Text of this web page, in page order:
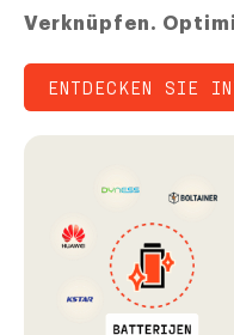
Verknüpfen.
ENTDECKEN SIE